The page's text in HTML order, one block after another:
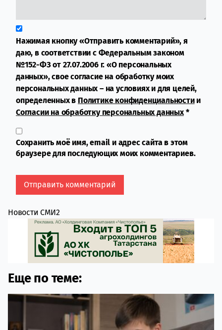
Нажимая кнопку «Отправить комментарий», я
даю, в соответствии с Федеральным законом
№152-ФЗ от 27.07.2006 г. «О персональных
данных», свое согласие на обработку моих
персональных данных – на условиях и для целей,
определенных в Политике конфиденциальностии
Согласии на обработку персональных данных*
Сохранить моё имя, email и адрес сайта в этом
браузере для последующих моих комментариев.
Новости СМИ2
Еще по теме: